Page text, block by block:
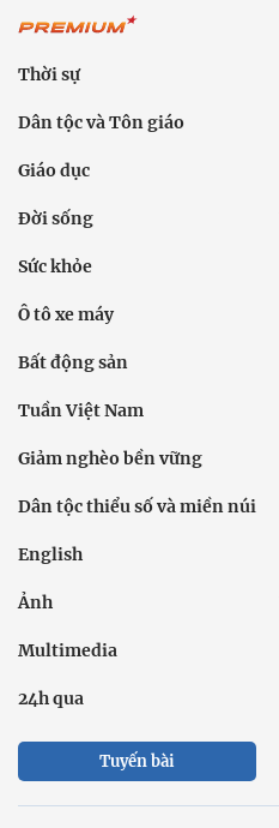
Thời sự
Dân tộc và Tôn giáo
Giáo dục
Đời sống
Sức khỏe
Ô tô xe máy
Bất động sản
Tuần Việt Nam
Giảm nghèo bền vững
Dân tộc thiểu số và miền núi
English
Ảnh
Multimedia
24h qua
Tuyến bài